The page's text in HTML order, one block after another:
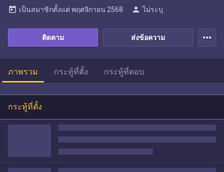
ส่งข้อความ
ติดตาม
today เป็นสมาชิกตั้งแต่ พฤศจิกายน 2568 person ไม่ระบุ
more_horiz
ภาพรวม กระทู้ที่ตั้ง กระทู้ที่ตอบ
กระทู้ที่ตั้ง